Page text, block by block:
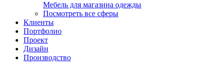
Мебель для магазина одежды
Посмотреть все сферы
Клиенты
Портфолио
Проект
Дизайн
Производство